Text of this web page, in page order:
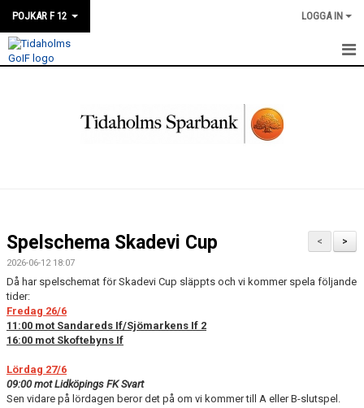
POJKAR F 12 LOGGA IN
BILDGALLERI
DOKUMENT
KONTAKT
>
<
Spelschema Skadevi Cup
2026-06-12 18:07
Då har spelschemat för Skadevi Cup släppts och vi kommer spela följande
tider:
Fredag 26/6
11:00 mot Sandareds If/Sjömarkens If 2
16:00 mot Skoftebyns If
Lördag 27/6
09:00 mot Lidköpings FK Svart
Sen vidare på lördagen beror det på om vi kommer till A eller B-slutspel.